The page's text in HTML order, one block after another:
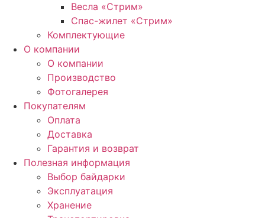
Весла «Стрим»
Спас-жилет «Стрим»
Комплектующие
О компании
О компании
Производство
Фотогалерея
Покупателям
Оплата
Доставка
Гарантия и возврат
Полезная информация
Выбор байдарки
Эксплуатация
Хранение